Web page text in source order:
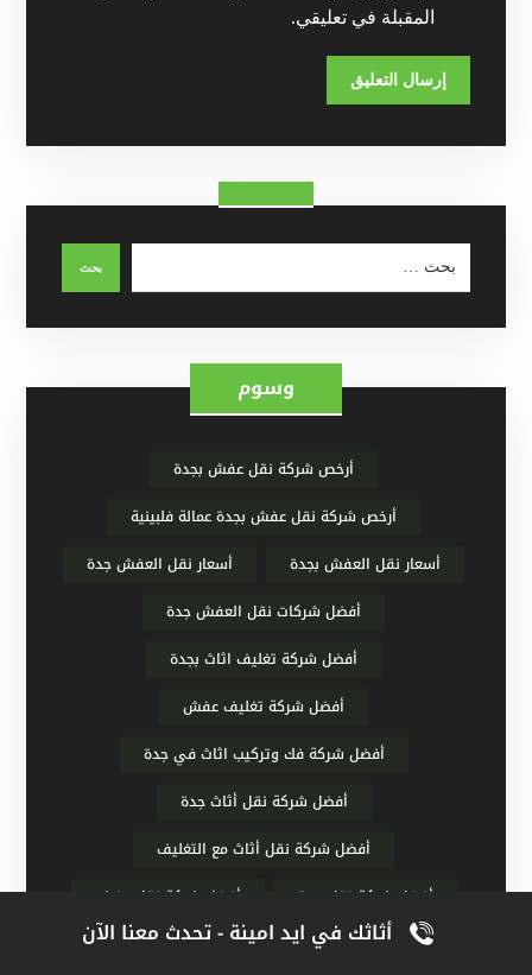
المقبلة في تعليقي.
وسوم
أرخص شركة نقل عفش بجدة
أرخص شركة نقل عفش بجدة عمالة فلبينية
أسعار نقل العفش بجدة
أسعار نقل العفش جدة
أفضل شركات نقل العفش جدة
أفضل شركة تغليف اثاث بجدة
أفضل شركة تغليف عفش
أفضل شركة فك وتركيب اثاث في جدة
أفضل شركة نقل أثاث جدة
أفضل شركة نقل أثاث مع التغليف
أفضل شركة نقل جدة
أفضل شركة نقل عفش
أفضل شركة نقل عفش بجدة
أثاثك في ايد امينة - تحدث معنا الآن